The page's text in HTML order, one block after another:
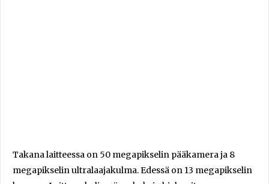
Takana laitteessa on 50 megapikselin pääkamera ja 8
megapikselin ultralaajakulma. Edessä on 13 megapikselin